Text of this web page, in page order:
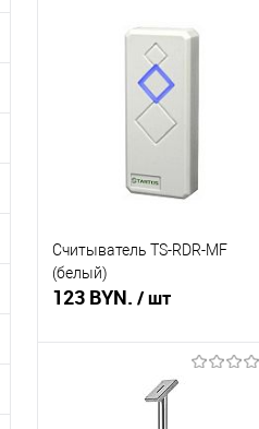
Купить в 1 клик
Считыватель TS-RDR-MF
(белый)
123 BYN. / шт
В корзину